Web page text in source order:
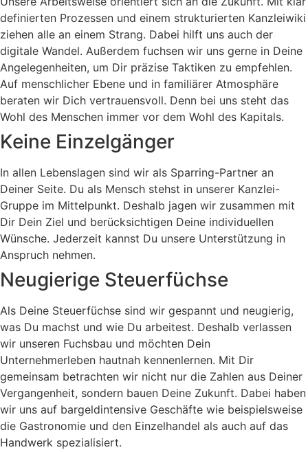
definierten Prozessen und einem strukturierten Kanzleiwiki
ziehen alle an einem Strang. Dabei hilft uns auch der
digitale Wandel. Außerdem fuchsen wir uns gerne in Deine
Angelegenheiten, um Dir präzise Taktiken zu empfehlen.
Auf menschlicher Ebene und in familiärer Atmosphäre
beraten wir Dich vertrauensvoll. Denn bei uns steht das
Wohl des Menschen immer vor dem Wohl des Kapitals.
Keine Einzelgänger
In allen Lebenslagen sind wir als Sparring-Partner an
Deiner Seite. Du als Mensch stehst in unserer Kanzlei-
Gruppe im Mittelpunkt. Deshalb jagen wir zusammen mit
Dir Dein Ziel und berücksichtigen Deine individuellen
Wünsche. Jederzeit kannst Du unsere Unterstützung in
Anspruch nehmen.
Neugierige Steuerfüchse
Als Deine Steuerfüchse sind wir gespannt und neugierig,
was Du machst und wie Du arbeitest. Deshalb verlassen
wir unseren Fuchsbau und möchten Dein
Unternehmerleben hautnah kennenlernen. Mit Dir
gemeinsam betrachten wir nicht nur die Zahlen aus Deiner
Vergangenheit, sondern bauen Deine Zukunft. Dabei haben
wir uns auf bargeldintensive Geschäfte wie beispielsweise
die Gastronomie und den Einzelhandel als auch auf das
Handwerk spezialisiert.